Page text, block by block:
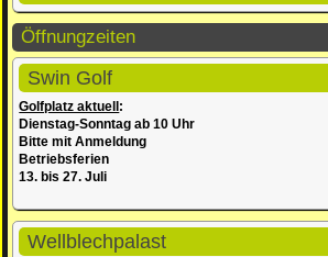
Öffnungzeiten
Swin Golf
Golfplatz aktuell :
Dienstag-Sonntag ab 10 Uhr
Bitte mit Anmeldung
Betriebsferien
13. bis 27. Juli
Wellblechpalast